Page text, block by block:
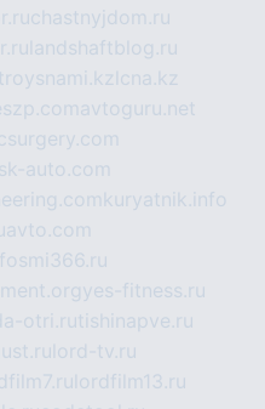
chastnyjdom.ru
landshaftblog.ru
lcna.kz
avtoguru.net
auto.com
kuryatnik.info
smi366.ru
yes-fitness.ru
otri.rutishinapve.ru
lord-tv.ru
lordfilm13.ru